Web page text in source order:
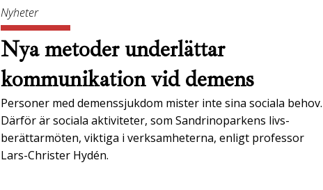
Nyheter
Nya metoder underlättar
kommunikation vid demens
Personer med demenssjukdom mister inte sina sociala behov.
Därför är sociala aktiviteter, som Sandrinoparkens livs­
berättarmöten, viktiga i verksamheterna,­ enligt professor
Lars-Christer Hydén.